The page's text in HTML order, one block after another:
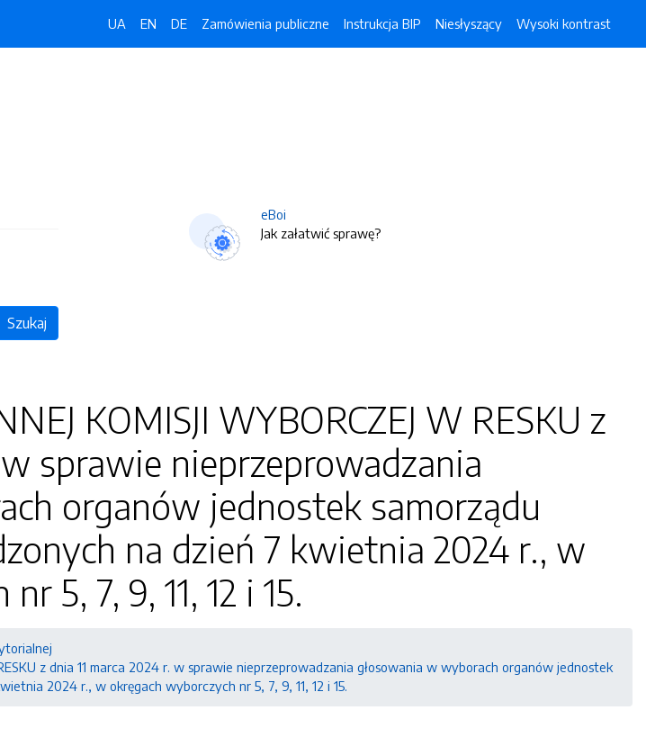
UA EN DE Zamówienia publiczne Instrukcja BIP Niesłyszący Wysoki kontrast
Szukaj
eBoi
Jak załatwić sprawę?
KOMISJI WYBORCZEJ W RESKU z
sprawie nieprzeprowadzania
organów jednostek samorządu
na dzień 7 kwietnia 2024 r., w
5, 7, 9, 11, 12 i 15.
RESKU z dnia 11 marca 2024 r. w sprawie nieprzeprowadzania głosowania w wyborach organów jednostek
2024 r., w okręgach wyborczych nr 5, 7, 9, 11, 12 i 15.